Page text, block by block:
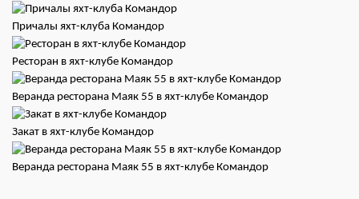
Причалы яхт-клуба Командор
Ресторан в яхт-клубе Командор
Веранда ресторана Маяк 55 в яхт-клубе Командор
Закат в яхт-клубе Командор
Веранда ресторана Маяк 55 в яхт-клубе Командор